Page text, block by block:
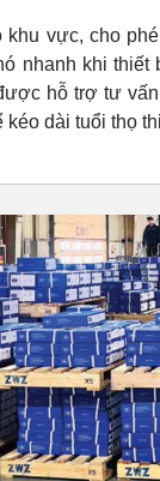
khu vực, cho
nhanh khi thiết
hỗ trợ tư
kéo dài tuổi thọ